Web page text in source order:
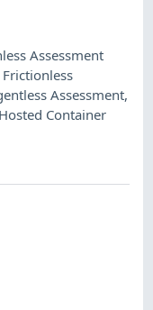
Assessment
Frictionless
Assessment,
Container